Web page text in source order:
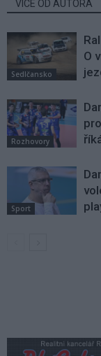
VÍCE OD AUTORA
Sedlčansko
O
Rozhovory
Sport